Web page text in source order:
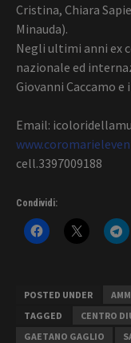
Cristina, Chiara
Minauda).
Negli ultimi anni ex
nazionale ed
Giovanni Caccamo
Email:
cell.3397009188
Condividi:
POSTED UNDER
TAGGED
CENTRO
GAETANO GAGLIO